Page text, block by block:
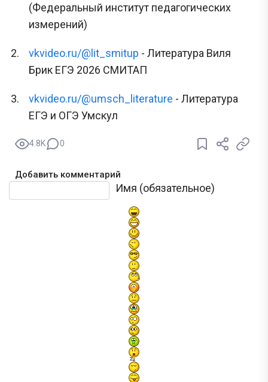
(Федеральный институт педагогических
измерений)
vkvideo.ru/@lit_smitup - Литература Виля
Брик ЕГЭ 2026 СМИТАП
vkvideo.ru/@umsch_literature - Литература
ЕГЭ и ОГЭ Умскул
4.8K 0
Добавить комментарий
Имя (обязательное)
Текст комментария